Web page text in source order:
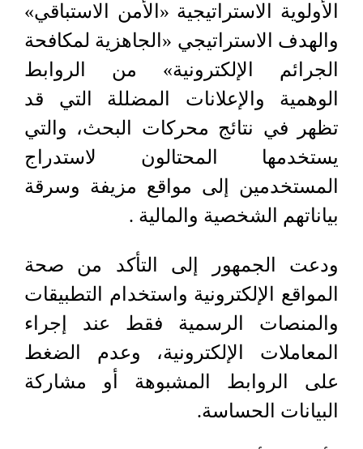
الأولوية الاستراتيجية «الأمن الاستباقي»
والهدف الاستراتيجي «الجاهزية لمكافحة
الجرائم الإلكترونية» من الروابط
الوهمية والإعلانات المضللة التي قد
تظهر في نتائج محركات البحث، والتي
يستخدمها المحتالون لاستدراج
المستخدمين إلى مواقع مزيفة وسرقة
بياناتهم الشخصية والمالية .
ودعت الجمهور إلى التأكد من صحة
المواقع الإلكترونية واستخدام التطبيقات
والمنصات الرسمية فقط عند إجراء
المعاملات الإلكترونية، وعدم الضغط
على الروابط المشبوهة أو مشاركة
البيانات الحساسة.